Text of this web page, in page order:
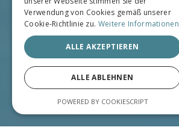
Verwendung von Cookies gemäß unserer
Cookie-Richtlinie zu. Weitere Informationen
ALLE AKZEPTIEREN
ALLE ABLEHNEN
POWERED BY COOKIESCRIPT